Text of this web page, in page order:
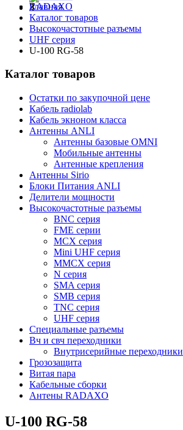
Главная
Каталог товаров
Высокочастотные разъемы
UHF серия
U-100 RG-58
Каталог товаров
Остатки по закупочной цене
Кабель radiolab
Кабель экноном класса
Антенны ANLI
Антенны базовые OMNI
Мобильные антенны
Антенные крепления
Антенны Sirio
Блоки Питания ANLI
Делители мощности
Высокочастотные разъемы
BNC серия
FME серии
MCX серия
Mini UHF серия
MMCX серия
N серия
SMA серия
SMB серия
TNC серия
UHF серия
Специальные разъемы
Вч и свч переходники
Внутрисерийные переходники
Грозозащита
Витая пара
Кабельные сборки
Антены RADAXO
U-100 RG-58